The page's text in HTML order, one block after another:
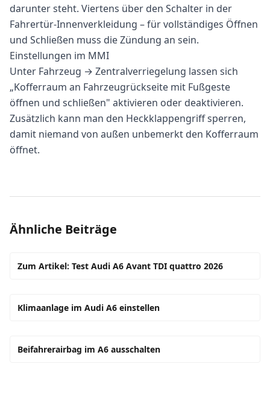
darunter steht. Viertens über den Schalter in der
Fahrertür-Innenverkleidung – für vollständiges Öffnen
und Schließen muss die Zündung an sein.
Einstellungen im MMI
Unter Fahrzeug → Zentralverriegelung lassen sich
„Kofferraum an Fahrzeugrückseite mit Fußgeste
öffnen und schließen" aktivieren oder deaktivieren.
Zusätzlich kann man den Heckklappengriff sperren,
damit niemand von außen unbemerkt den Kofferraum
öffnet.
Ähnliche Beiträge
Zum Artikel: Test Audi A6 Avant TDI quattro 2026
Klimaanlage im Audi A6 einstellen
Beifahrerairbag im A6 ausschalten